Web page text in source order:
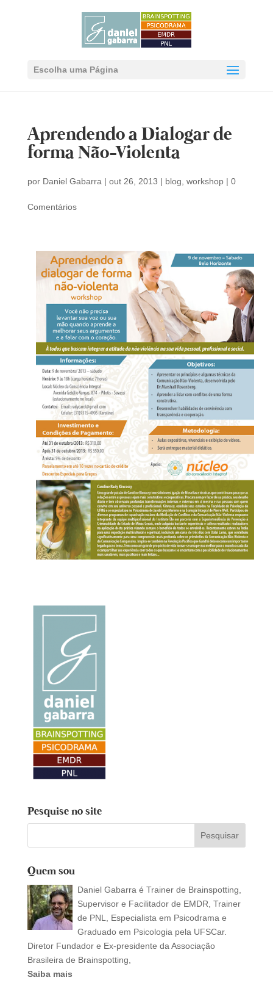
Escolha uma Página
Aprendendo a Dialogar de
forma Não-Violenta
por Daniel Gabarra | out 26, 2013 | blog workshop| 0
Comentários
Pesquise no site
Quem sou
Daniel Gabarra é Trainer de Brainspotting,
Supervisor e Facilitador de EMDR, Trainer
de PNL, Especialista em Psicodrama e
Graduado em Psicologia pela UFSCar.
Diretor Fundador e Ex-presidente da Associação
Brasileira de Brainspotting,
Saiba mais